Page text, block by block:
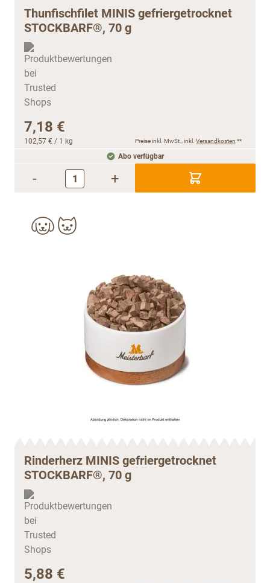
Thunfischfilet MINIS gefriergetrocknet
STOCKBARF®, 70 g
7,18 €
102,57 € / 1 kg Preise inkl. MwSt., inkl. Versandkosten **
Abo verfügbar
- +
Rinderherz MINIS gefriergetrocknet
STOCKBARF®, 70 g
5,88 €